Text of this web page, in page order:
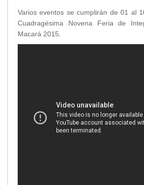
Varios eventos se cumplirán de 01 al
Cuadragésima Novena Feria de
Macará 2015.